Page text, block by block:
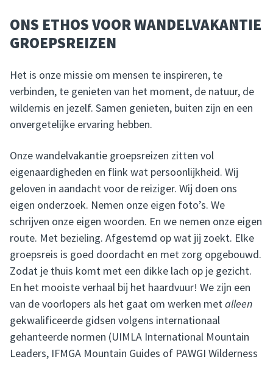
ONS ETHOS VOOR WANDELVAKANTIE
GROEPSREIZEN
Het is onze missie om mensen te inspireren, te
verbinden, te genieten van het moment, de natuur, de
wildernis en jezelf. Samen genieten, buiten zijn en een
onvergetelijke ervaring hebben.
Onze wandelvakantie groepsreizen zitten vol
eigenaardigheden en flink wat persoonlijkheid. Wij
geloven in aandacht voor de reiziger. Wij doen ons
eigen onderzoek. Nemen onze eigen foto’s. We
schrijven onze eigen woorden. En we nemen onze eigen
route. Met bezieling. Afgestemd op wat jij zoekt. Elke
groepsreis is goed doordacht en met zorg opgebouwd.
Zodat je thuis komt met een dikke lach op je gezicht.
En het mooiste verhaal bij het haardvuur! We zijn een
van de voorlopers als het gaat om werken metalleen
gekwalificeerde gidsen volgens internationaal
gehanteerde normen (UIMLA International Mountain
Leaders, IFMGA Mountain Guides of PAWGI Wilderness